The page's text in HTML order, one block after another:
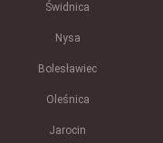
Świdnica
Nysa
Bolesławiec
Oleśnica
Jarocin